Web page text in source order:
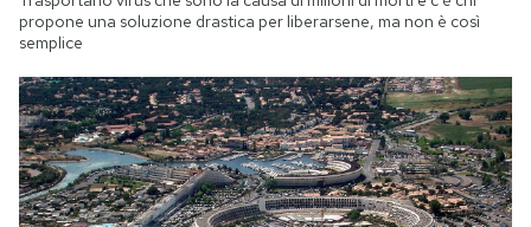
propone una soluzione drastica per liberarsene, ma non è così
semplice